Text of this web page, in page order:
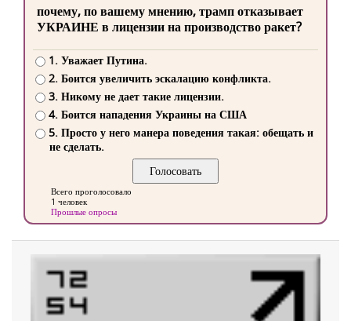
почему, по вашему мнению, трамп отказывает
УКРАИНЕ в лицензии на производство ракет?
1. Уважает Путина.
2. Боится увеличить эскалацию конфликта.
3. Никому не дает такие лицензии.
4. Боится нападения Украины на США
5. Просто у него манера поведения такая: обещать и
не сделать.
Всего проголосовало
1 человек
Прошлые опросы